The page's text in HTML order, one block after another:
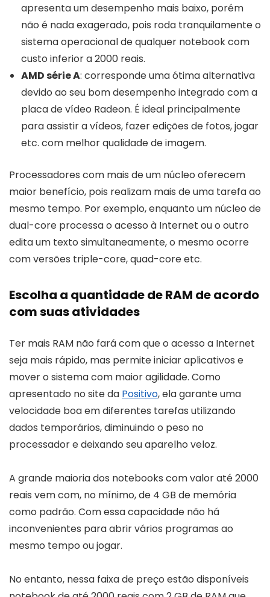
apresenta um desempenho mais baixo, porém
não é nada exagerado, pois roda tranquilamente o
sistema operacional de qualquer notebook com
custo inferior a 2000 reais.
AMD série A: corresponde uma ótima alternativa
devido ao seu bom desempenho integrado com a
placa de vídeo Radeon. É ideal principalmente
para assistir a vídeos, fazer edições de fotos, jogar
etc. com melhor qualidade de imagem.
Processadores com mais de um núcleo oferecem
maior benefício, pois realizam mais de uma tarefa ao
mesmo tempo. Por exemplo, enquanto um núcleo de
dual-core processa o acesso à Internet ou o outro
edita um texto simultaneamente, o mesmo ocorre
com versões triple-core, quad-core etc.
Escolha a quantidade de RAM de acordo
com suas atividades
Ter mais RAM não fará com que o acesso a Internet
seja mais rápido, mas permite iniciar aplicativos e
mover o sistema com maior agilidade. Como
apresentado no site da Positivo, ela garante uma
velocidade boa em diferentes tarefas utilizando
dados temporários, diminuindo o peso no
processador e deixando seu aparelho veloz.
A grande maioria dos notebooks com valor até 2000
reais vem com, no mínimo, de 4 GB de memória
como padrão. Com essa capacidade não há
inconvenientes para abrir vários programas ao
mesmo tempo ou jogar.
No entanto, nessa faixa de preço estão disponíveis